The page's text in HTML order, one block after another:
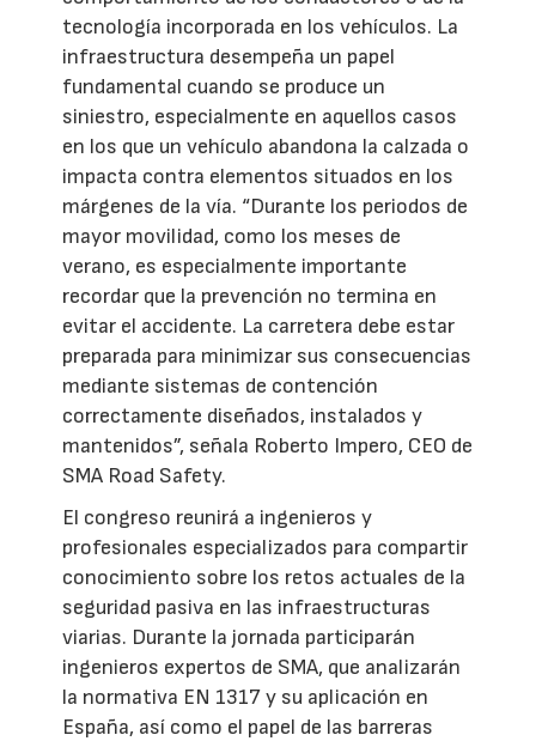
tecnología incorporada en los vehículos. La
infraestructura desempeña un papel
fundamental cuando se produce un
siniestro, especialmente en aquellos casos
en los que un vehículo abandona la calzada o
impacta contra elementos situados en los
márgenes de la vía. “Durante los periodos de
mayor movilidad, como los meses de
verano, es especialmente importante
recordar que la prevención no termina en
evitar el accidente. La carretera debe estar
preparada para minimizar sus consecuencias
mediante sistemas de contención
correctamente diseñados, instalados y
mantenidos”, señala Roberto Impero, CEO de
SMA Road Safety.
El congreso reunirá a ingenieros y
profesionales especializados para compartir
conocimiento sobre los retos actuales de la
seguridad pasiva en las infraestructuras
viarias. Durante la jornada participarán
ingenieros expertos de SMA, que analizarán
la normativa EN 1317 y su aplicación en
España, así como el papel de las barreras